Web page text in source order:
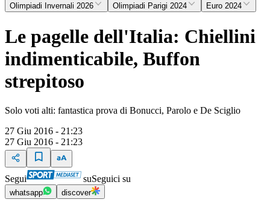
Olimpiadi Invernali 2026
Olimpiadi Parigi 2024 Euro 2024
Le pagelle dell'Italia: Chiellini
indimenticabile, Buffon
strepitoso
Solo voti alti: fantastica prova di Bonucci, Parolo e De Sciglio
27 Giu 2016 - 21:23
27 Giu 2016 - 21:23
Segui suSeguici su
whatsapp discover